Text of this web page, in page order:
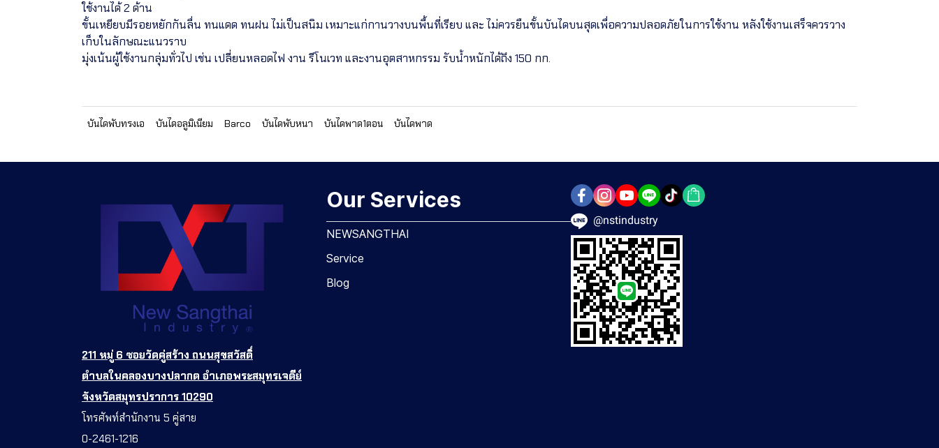
ใช้งานได้ 2 ด้าน
ขั้นเหยียบมีรอยหยักกันลื่น ทนแดด ทนฝน ไม่เป็นสนิม เหมาะแก่กานวางบนพื้นที่เรียบ และ ไม่ควรยืนขั้นบันไดบนสุดเพื่อความปลอดภัยในการใช้งาน หลังใช้งานเสร็จควรวาง
เก็บในลักษณะแนวราบ
มุ่งเน้นผู้ใช้งานกลุ่มทั่วไป เช่น เปลี่ยนหลอดไฟ งาน รีโนเวท และงานอุตสาหกรรม รับน้ำหนักได้ถึง 150 กก.
บันไดพับทรงเอ บันไดอลูมิเนียม Barco บันไดพับหนา บันไดพาด1ตอน บันไดพาด
211 หมู่ 6 ซอยวัดคู่สร้าง ถนนสุขสวัสดิ์
ตำบลในคลองบางปลากด อำเภอพระสมุทรเจดีย์
จังหวัดสมุทรปราการ 10290
โทรศัพท์สำนักงาน 5 คู่สาย
0-2461-1216
Our Services
NEWSANGTHAI
Service
Blog
@nstindustry